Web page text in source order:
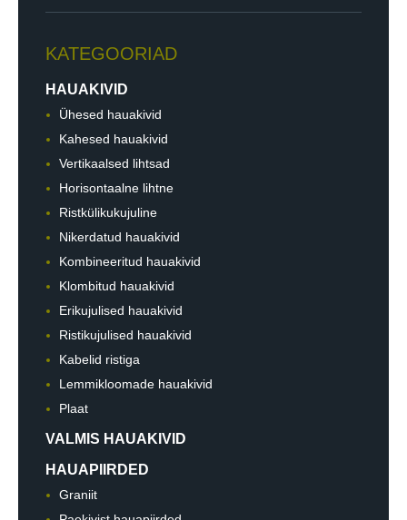
KATEGOORIAD
HAUAKIVID
Ühesed hauakivid
Kahesed hauakivid
Vertikaalsed lihtsad
Horisontaalne lihtne
Ristkülikukujuline
Nikerdatud hauakivid
Kombineeritud hauakivid
Klombitud hauakivid
Erikujulised hauakivid
Ristikujulised hauakivid
Kabelid ristiga
Lemmikloomade hauakivid
Plaat
VALMIS HAUAKIVID
HAUAPIIRDED
Graniit